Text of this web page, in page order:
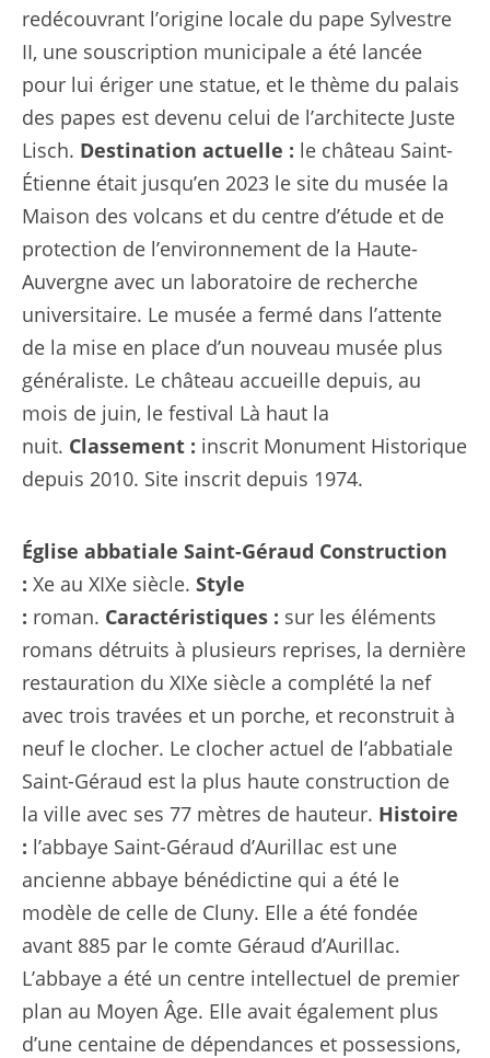
redécouvrant l’origine locale du pape Sylvestre
II, une souscription municipale a été lancée
pour lui ériger une statue, et le thème du palais
des papes est devenu celui de l’architecte Juste
Lisch. Destination actuelle : le château Saint-
Étienne était jusqu’en 2023 le site du musée la
Maison des volcans et du centre d’étude et de
protection de l’environnement de la Haute-
Auvergne avec un laboratoire de recherche
universitaire. Le musée a fermé dans l’attente
de la mise en place d’un nouveau musée plus
généraliste. Le château accueille depuis, au
mois de juin, le festival Là haut la
nuit. Classement : inscrit Monument Historique
depuis 2010. Site inscrit depuis 1974.
Église abbatiale Saint-Géraud Construction
: Xe au XIXe siècle. Style
: roman. Caractéristiques : sur les éléments
romans détruits à plusieurs reprises, la dernière
restauration du XIXe siècle a complété la nef
avec trois travées et un porche, et reconstruit à
neuf le clocher. Le clocher actuel de l’abbatiale
Saint-Géraud est la plus haute construction de
la ville avec ses 77 mètres de hauteur. Histoire
: l’abbaye Saint-Géraud d’Aurillac est une
ancienne abbaye bénédictine qui a été le
modèle de celle de Cluny. Elle a été fondée
avant 885 par le comte Géraud d’Aurillac.
L’abbaye a été un centre intellectuel de premier
plan au Moyen Âge. Elle avait également plus
d’une centaine de dépendances et possessions,